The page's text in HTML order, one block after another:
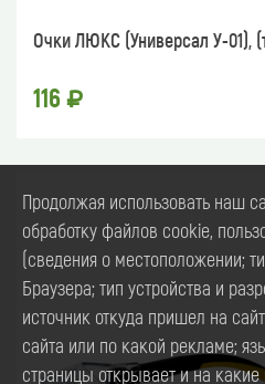
Очки ЛЮКС (Универсал У-01),
116
Продолжая использовать наш
обработку файлов cookie,
(сведения о местоположении;
Браузера; тип устройства и
источник откуда пришел на
сайта или по какой рекламе;
страницы открывает и на